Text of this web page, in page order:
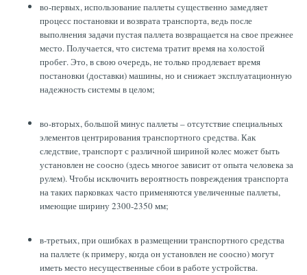
во-первых, использование паллеты существенно замедляет
процесс постановки и возврата транспорта, ведь после
выполнения задачи пустая паллета возвращается на свое прежнее
место. Получается, что система тратит время на холостой
пробег. Это, в свою очередь, не только продлевает время
постановки (доставки) машины, но и снижает эксплуатационную
надежность системы в целом;
во-вторых, большой минус паллеты – отсутствие специальных
элементов центрирования транспортного средства. Как
следствие, транспорт с различной шириной колес может быть
установлен не соосно (здесь многое зависит от опыта человека за
рулем). Чтобы исключить вероятность повреждения транспорта
на таких парковках часто применяются увеличенные паллеты,
имеющие ширину 2300-2350 мм;
в-третьих, при ошибках в размещении транспортного средства
на паллете (к примеру, когда он установлен не соосно) могут
иметь место несущественные сбои в работе устройства.